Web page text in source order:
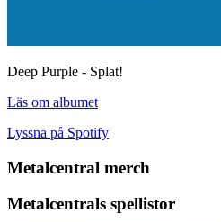
Deep Purple - Splat!
Läs om albumet
Lyssna på Spotify
Metalcentral merch
Metalcentrals spellistor